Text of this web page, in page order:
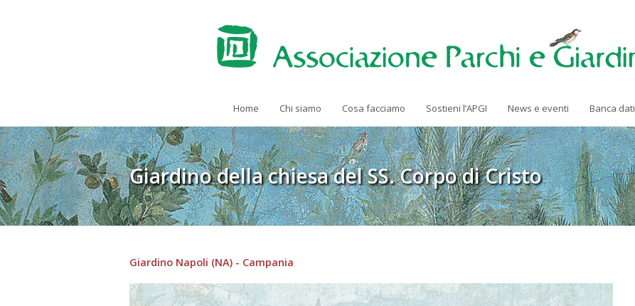
Home Chi siamo Cosa facciamo Sostieni l’APGI News e eventi Banca dati
Giardino della chiesa del SS. Corpo di Cristo
Giardino Napoli (NA) - Campania